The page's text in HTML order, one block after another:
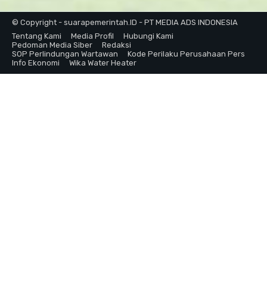
© Copyright - suarapemerintah.ID - PT MEDIA ADS INDONESIA
Tentang Kami
Media Profil
Hubungi Kami
Pedoman Media Siber
Redaksi
SOP Perlindungan Wartawan
Kode Perilaku Perusahaan Pers
Info Ekonomi
Wika Water Heater